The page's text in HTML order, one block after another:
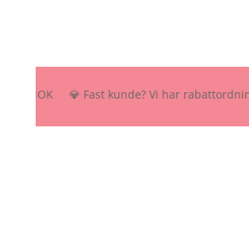
NOK 💎 Fast kunde? Vi har rabattordning